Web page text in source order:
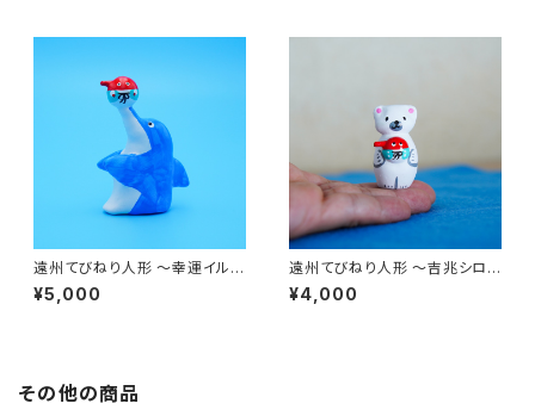
遠州てびねり人形 〜幸運イル
カ〜 ｜高さ約7.5cm
¥5,000
遠州てびねり人形 〜吉兆シロク
マ〜 ｜高さ約5cm
¥4,000
その他の商品